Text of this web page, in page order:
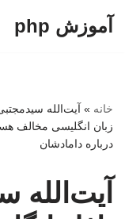
آموزش php
خانه » آیت‌الله
زبان انگلیسی مخالف
درباره دامادشان
آیت‌الله